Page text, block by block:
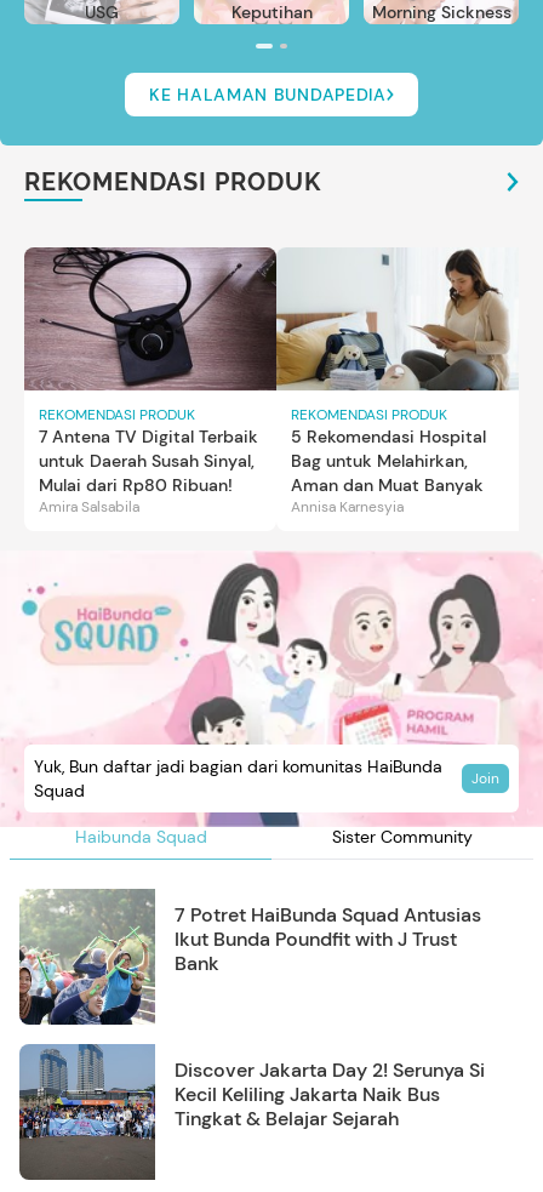
USG Keputihan Morning Sickness
KE HALAMAN BUNDAPEDIA
REKOMENDASI PRODUK
REKOMENDASI PRODUK
7 Antena TV Digital Terbaik
untuk Daerah Susah Sinyal,
Mulai dari Rp80 Ribuan!
Amira Salsabila
REKOMENDASI PRODUK
5 Rekomendasi Hospital
Bag untuk Melahirkan,
Aman dan Muat Banyak
Annisa Karnesyia
Haibunda Squad Sister Community
Yuk, Bun daftar jadi bagian dari komunitas HaiBunda
Squad
Join
7 Potret HaiBunda Squad Antusias
Ikut Bunda Poundfit with J Trust
Bank
Discover Jakarta Day 2! Serunya Si
Kecil Keliling Jakarta Naik Bus
Tingkat & Belajar Sejarah